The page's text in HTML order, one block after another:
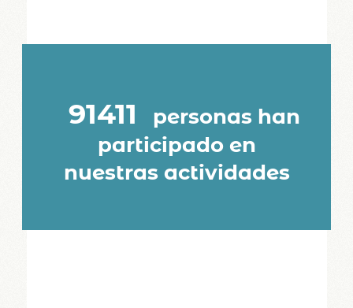
91411
personas han
participado en
nuestras actividades